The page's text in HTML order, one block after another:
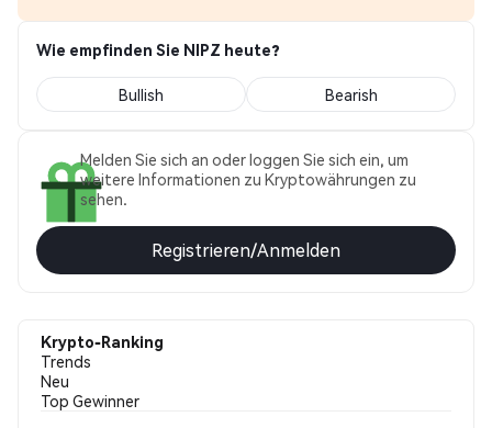
Wie empfinden Sie NIPZ heute?
Bullish Bearish
Melden Sie sich an oder loggen Sie sich ein, um
weitere Informationen zu Kryptowährungen zu
sehen.
Registrieren/Anmelden
Krypto-Ranking
Trends
Neu
Top Gewinner